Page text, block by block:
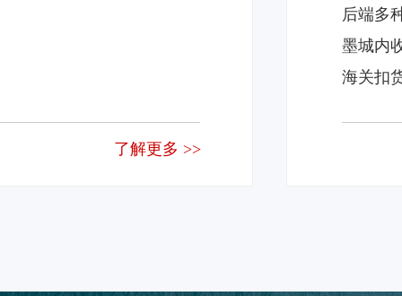
了解更多 >>
后端多
墨城内
海关扣